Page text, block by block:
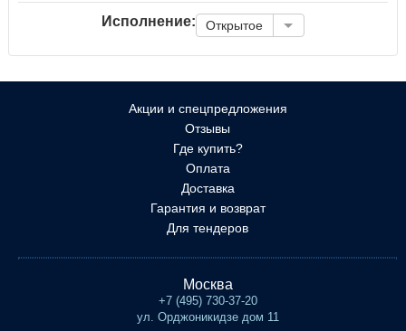
Исполнение: Открытое
Акции и спецпредложения
Отзывы
Где купить?
Оплата
Доставка
Гарантия и возврат
Для тендеров
Москва
+7 (495) 730-37-20
ул. Орджоникидзе дом 11